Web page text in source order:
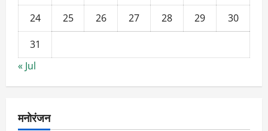
24
25 26 27 28 29
30
31
« Jul
मनोरंजन